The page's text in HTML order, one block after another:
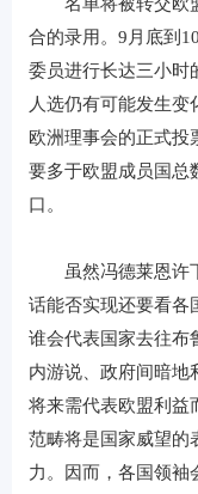
合的录用。9月底到
委员进行长达三小时
人选仍有可能发生
欧洲理事会的正式投
要多于欧盟成员国总
口。
虽然冯德莱恩许下
话能否实现还要看各
谁会代表国家去往布
内游说、政府间暗地
将来需代表欧盟利益
范畴将是国家威望的
力。因而，各国领袖